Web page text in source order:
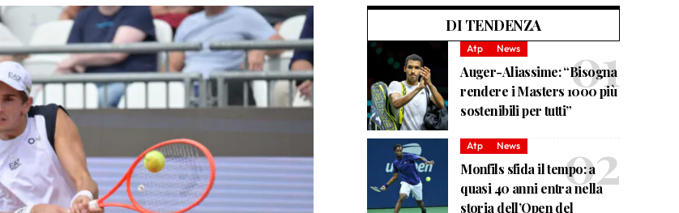
DI TENDENZA
Atp News
Auger-Aliassime: “Bisogna
rendere i Masters 1000 più
sostenibili per tutti”
Atp News
Monfils sfida il tempo: a
quasi 40 anni entra nella
storia dell’Open del